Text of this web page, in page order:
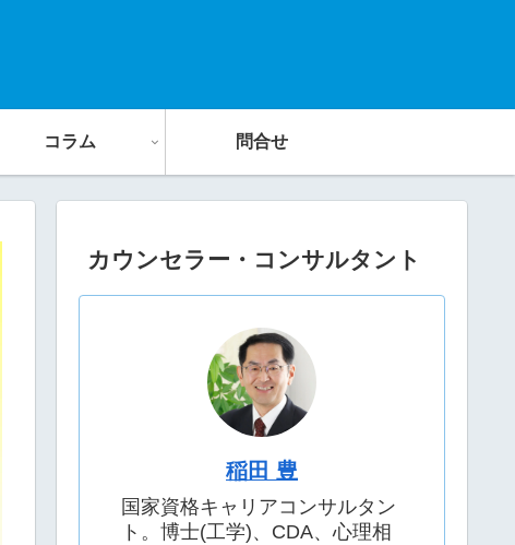
コラム 問合せ
カウンセラー・コンサルタント
稲田 豊
国家資格キャリアコンサルタン
ト。博士(工学)、CDA、心理相